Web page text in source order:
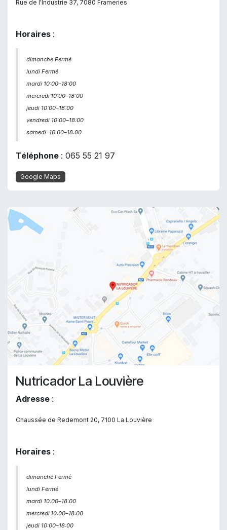
Rue de l'Industrie 37, 7080 Frameries
Horaires :
dimanche Fermé
lundi Fermé
mardi 10:00–18:00
mercredi 10:00–18:00
jeudi 10:00–18:00
vendredi 10:00–18:00
samedi 10:00–18:00
Téléphone : 065 55 21 97
Google Maps
Nutricador La Louvière
Adresse :
Chaussée de Redemont 20, 7100 La Louvière
Horaires :
dimanche Fermé
lundi Fermé
mardi 10:00–18:00
mercredi 10:00–18:00
jeudi 10:00–18:00